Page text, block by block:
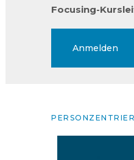
Focusing-
Anmelden